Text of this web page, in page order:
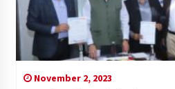
November 2, 2023